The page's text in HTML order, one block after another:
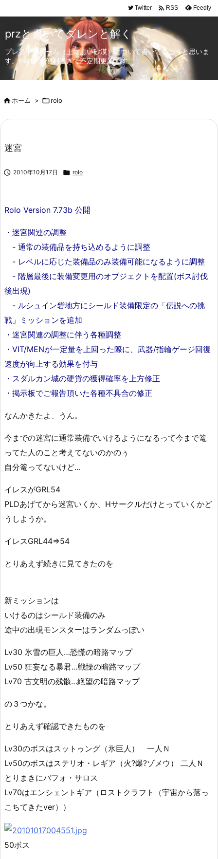
Twitter  RSS Feedly
przと書いてダレンと解く
プレイ中のゲーム（主に黒い砂漠）について書いていこうと思いま
す。twitterが便利過ぎて不定期更新です。
ホーム > rolo
迷宮
 2010年10月17日  rolo
Rolo Version 7.73b 公開
・迷宮関連の調整
- 通常の装備品を持ち込めるように調整
- レベルに応じた装備品のみ装備可能になるように調整
- 階層最後に装備変更用のオブジェクトを配置(ボス討伐
後出現)
- ルシュイン砦地方にシールド装備限定の「伝説への挑
戦」ミッションを追加
・迷宮関連の調整に伴う各種調整
・VIT/MENが一定量を上回った際に、武器/指輪ゲージ回復
速度が向上する効果を付与
・スダルカン城の硬貨の獲得確率を上方修正
・掲示板でご報告頂いた各種不具合の修正
なんかきたよ、うん。
今までの迷宮に通常装備でいけるようになるって今まで篭
ってた人のこと考えてないのかのぅ
自分篭ってないけど…
イレスがGRL54
PLDあげてから迷宮いくか、Hサークルだけとっていくかど
うしようか。
イレスGRL44⇒54
とりあえず続きに見てきたのを
新ミッションは
いけるのはシールド装備のみ
途中の出現モンスターはランダムっぽい
Lv30 氷雪の巨人…恐慌の暗路マップ
Lv50 狂妄なる暴君…戦慄の暗路マップ
Lv70 古文明の残骸…絶望の暗路マップ
の３つかな。
とりあえず確認できたものを
Lv30のボスはスットゥング（氷巨人） 一人Ｎ
Lv50のボスはステリオ・レギア（火?爆?ゾメウ） 二人Ｎ
とりまきにバフォ・サロス
Lv70はエンシェントギア（ロストクラフト（宇宙から落っ
こちてきたver））
50ボス